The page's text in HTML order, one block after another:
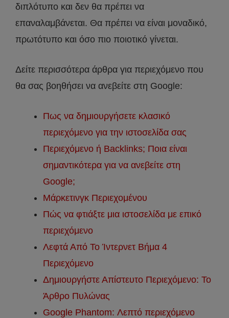
διπλότυπο και δεν θα πρέπει να
επαναλαμβάνεται. Θα πρέπει να είναι μοναδικό,
πρωτότυπο και όσο πιο ποιοτικό γίνεται.
Δείτε περισσότερα άρθρα για περιεχόμενο που
θα σας βοηθήσει να ανεβείτε στη Google:
Πως να δημιουργήσετε κλασικό
περιεχόμενο για την ιστοσελίδα σας
Περιεχόμενο ή Backlinks; Ποια είναι
σημαντικότερα για να ανεβείτε στη
Google;
Μάρκετινγκ Περιεχομένου
Πώς να φτιάξτε μια ιστοσελίδα με επικό
περιεχόμενο
Λεφτά Από Το Ίντερνετ Βήμα 4
Περιεχόμενο
Δημιουργήστε Απίστευτο Περιεχόμενο: Το
Άρθρο Πυλώνας
Google Phantom: Λεπτό περιεχόμενο